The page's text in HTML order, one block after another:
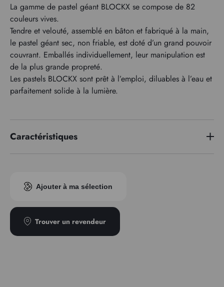
La gamme de pastel géant BLOCKX se compose de 82
couleurs vives.
Tendre et velouté, assemblé en bâton et fabriqué à la main,
le pastel géant sec, non friable, est doté d’un grand pouvoir
couvrant. Emballés individuellement, leur manipulation est
de la plus grande propreté.
Les pastels BLOCKX sont prêt à l’emploi, diluables à l’eau et
parfaitement solide à la lumière.
Caractéristiques
Ajouter à ma sélection
Trouver un revendeur